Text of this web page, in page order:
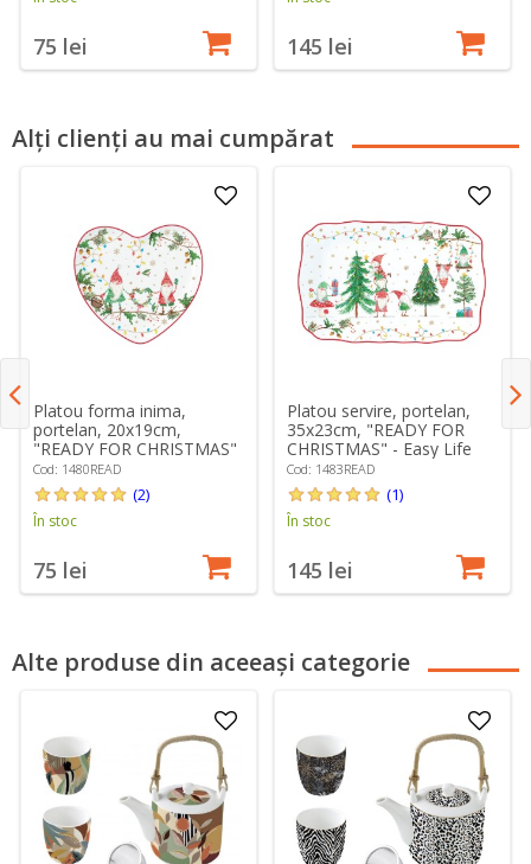
75 lei 145 lei
Alți clienți au mai cumpărat
Platou forma inima,
portelan, 20x19cm,
"READY FOR CHRISTMAS"
- Easy Life
Cod: 1480READ
(2)
În stoc
75 lei
Platou servire, portelan,
35x23cm, "READY FOR
CHRISTMAS" - Easy Life
Cod: 1483READ
(1)
În stoc
145 lei
Alte produse din aceeași categorie